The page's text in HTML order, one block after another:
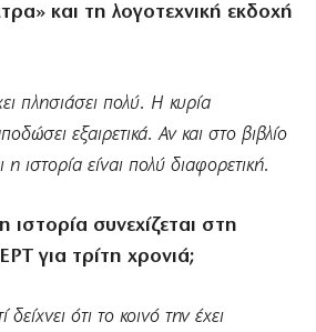
και τη λογοτεχνική εκδοχή
πλησιάσει πολύ. Η κυρία
εξαιρετικά. Αν και στο βιβλίο
η ιστορία είναι πολύ διαφορετική.
ιστορία συνεχίζεται στη
για τρίτη χρονιά;
ότι το κοινό την έχει